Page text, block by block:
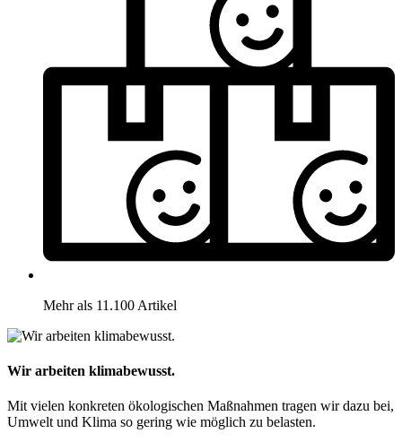
Mehr als 11.100 Artikel
Wir arbeiten klimabewusst.
Mit vielen konkreten ökologischen Maßnahmen tragen wir dazu bei,
Umwelt und Klima so gering wie möglich zu belasten.